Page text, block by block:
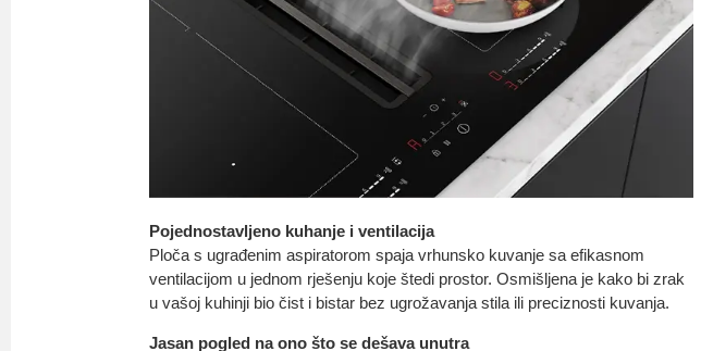
Pojednostavljeno kuhanje i ventilacija
Ploča s ugrađenim aspiratorom spaja vrhunsko kuvanje sa efikasnom
ventilacijom u jednom rješenju koje štedi prostor. Osmišljena je kako bi zrak
u vašoj kuhinji bio čist i bistar bez ugrožavanja stila ili preciznosti kuvanja.
Jasan pogled na ono što se dešava unutra